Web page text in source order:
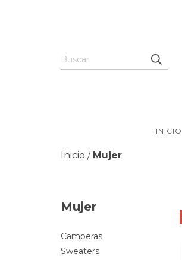
INICIO
Inicio / Mujer
Mujer
Camperas
Sweaters